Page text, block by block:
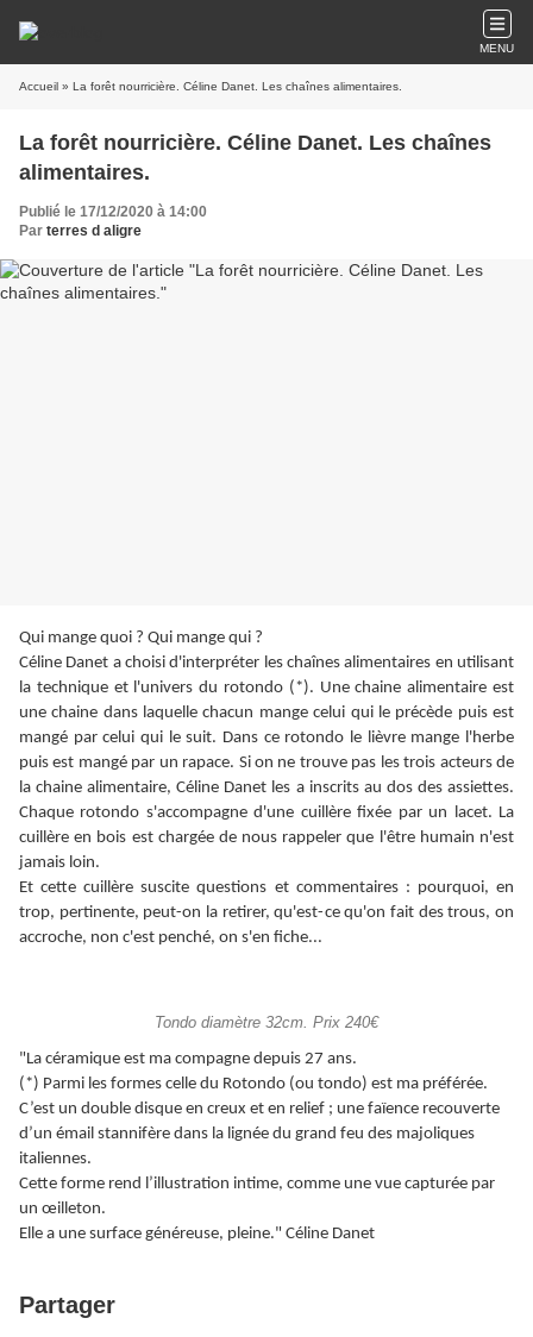
MENU
Accueil » La forêt nourricière. Céline Danet. Les chaînes alimentaires.
La forêt nourricière. Céline Danet. Les chaînes
alimentaires.
Publié le 17/12/2020 à 14:00
Par terres d aligre
Qui mange quoi ? Qui mange qui ?
Céline Danet a choisi d'interpréter les chaînes alimentaires en utilisant
la technique et l'univers du rotondo (*). Une chaine alimentaire est
une chaine dans laquelle chacun mange celui qui le précède puis est
mangé par celui qui le suit. Dans ce rotondo le lièvre mange l'herbe
puis est mangé par un rapace. Si on ne trouve pas les trois acteurs de
la chaine alimentaire, Céline Danet les a inscrits au dos des assiettes.
Chaque rotondo s'accompagne d'une cuillère fixée par un lacet. La
cuillère en bois est chargée de nous rappeler que l'être humain n'est
jamais loin.
Et cette cuillère suscite questions et commentaires : pourquoi, en
trop, pertinente, peut-on la retirer, qu'est-ce qu'on fait des trous, on
accroche, non c'est penché, on s'en fiche...
Tondo diamètre 32cm. Prix 240€
"La céramique est ma compagne depuis 27 ans.
(*) Parmi les formes celle du Rotondo (ou tondo) est ma préférée.
C’est un double disque en creux et en relief ; une faïence recouverte
d’un émail stannifère dans la lignée du grand feu des majoliques
italiennes.
Cette forme rend l’illustration intime, comme une vue capturée par
un œilleton.
Elle a une surface généreuse, pleine." Céline Danet
Partager